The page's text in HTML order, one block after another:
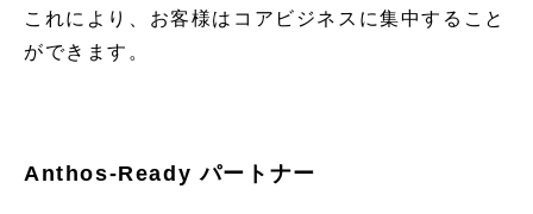
これにより、お客様はコアビジネスに集中すること
ができます。
Anthos-Ready パートナー